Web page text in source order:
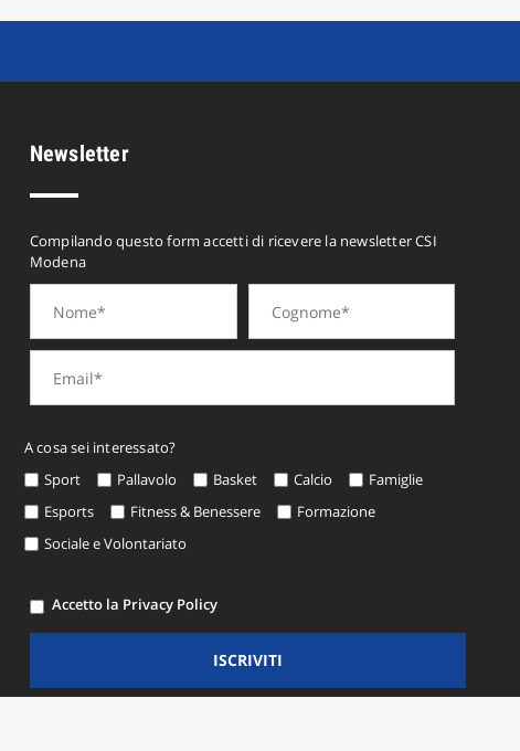
Newsletter
Compilando questo form accetti di ricevere la newsletter CSI
Modena
A cosa sei interessato?
Sport
Pallavolo Basket Calcio
Famiglie
Esports
Fitness & Benessere
Formazione
Sociale e Volontariato
Accetto la Privacy Policy
ISCRIVITI